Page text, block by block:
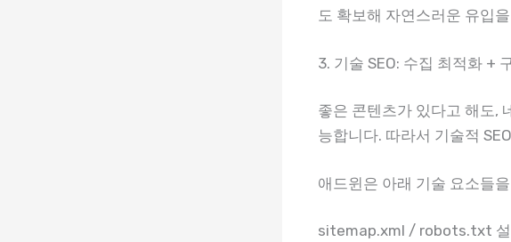
도 확보해 자연스러운 유입
3. 기술 SEO: 수집 최적화 +
좋은 콘텐츠가 있다고 해도,
능합니다. 따라서 기술적
애드윈은 아래 기술 요소들
sitemap.xml / robots.txt